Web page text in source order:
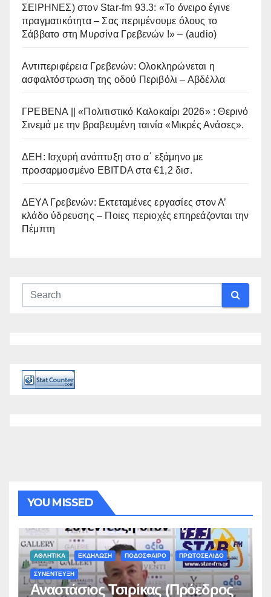
ΣΕΙΡΗΝΕΣ) στον Star-fm 93.3: «Το όνειρο έγινε
πραγματικότητα – Σας περιμένουμε όλους το
Σάββατο στη Μυρσίνα Γρεβενών !» – (audio)
Αντιπεριφέρεια Γρεβενών: Ολοκληρώνεται η
ασφαλτόστρωση της οδού Περιβόλι – Αβδέλλα
ΓΡΕΒΕΝΑ || «Πολιτιστικό Καλοκαίρι 2026» : Θερινό
Σινεμά με την βραβευμένη ταινία «Μικρές Ανάσες».
ΔΕΗ: Ισχυρή ανάπτυξη στο α΄ εξάμηνο με
προσαρμοσμένο EBITDA στα €1,2 δισ.
ΔΕΥΑ Γρεβενών: Εκτεταμένες εργασίες στον Α’
κλάδο ύδρευσης – Ποιες περιοχές επηρεάζονται την
Πέμπτη
YOU MISSED
ΑΘΛΗΤΙΚΑ ΕΚΔΗΛΩΣΗ ΠΟΔΟΣΦΑΙΡΟ ΠΡΩΤΟΣΕΛΙΔΟ
ΣΥΝΕΝΤΕΥΞΗ
Αναστάσιος Τσιρίκας (Πρόεδρος